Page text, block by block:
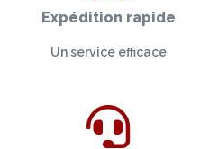
Expédition rapide
Un service efficace